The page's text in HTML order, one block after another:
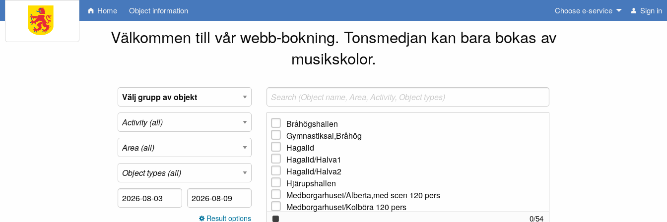
Home Object information Choose e-service Sign in
Välkommen till vår webb-bokning. Tonsmedjan kan bara bokas av
musikskolor.
Result options
Bråhögshallen
Gymnastiksal,Bråhög
Hagalid
Hagalid/Halva1
Hagalid/Halva2
Hjärupshallen
Medborgarhuset/Alberta,med scen 120 pers
Medborgarhuset/Kolböra 120 pers
0/54